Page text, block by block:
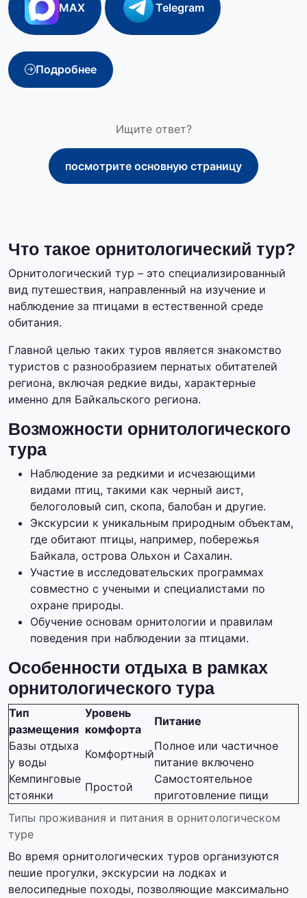
MAX Telegram
Подробнее
Ищите ответ?
посмотрите основную страницу
Что такое орнитологический тур?
Орнитологический тур – это специализированный
вид путешествия, направленный на изучение и
наблюдение за птицами в естественной среде
обитания.
Главной целью таких туров является знакомство
туристов с разнообразием пернатых обитателей
региона, включая редкие виды, характерные
именно для Байкальского региона.
Возможности орнитологического
тура
Наблюдение за редкими и исчезающими
видами птиц, такими как черный аист,
белоголовый сип, скопа, балобан и другие.
Экскурсии к уникальным природным объектам,
где обитают птицы, например, побережья
Байкала, острова Ольхон и Сахалин.
Участие в исследовательских программах
совместно с учеными и специалистами по
охране природы.
Обучение основам орнитологии и правилам
поведения при наблюдении за птицами.
Особенности отдыха в рамках
орнитологического тура
Типы проживания и питания в орнитологическом
туре
Тип
размещения
Уровень
комфорта
Питание
Базы отдыха
у воды
Комфортный
Полное или частичное
питание включено
Кемпинговые
стоянки
Простой
Самостоятельное
приготовление пищи
Во время орнитологических туров организуются
пешие прогулки, экскурсии на лодках и
велосипедные походы, позволяющие максимально